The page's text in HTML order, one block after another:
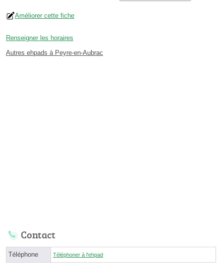
Améliorer cette fiche
Renseigner les horaires
Autres ehpads à Peyre-en-Aubrac
Contact
Téléphone Téléphoner à l'ehpad